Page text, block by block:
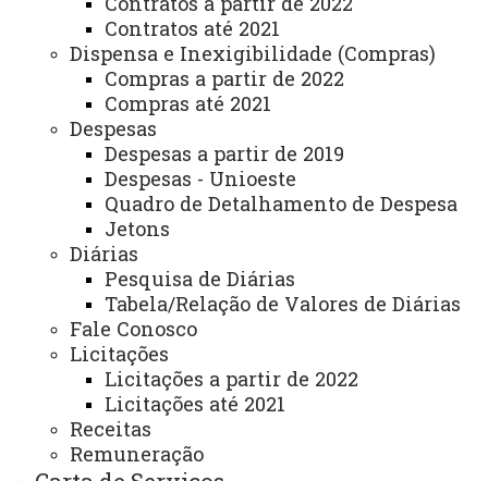
Contratos até 2021
Dispensa e Inexigibilidade (Compras)
Compras a partir de 2022
Compras até 2021
Despesas
Despesas a partir de 2019
Despesas - Unioeste
Quadro de Detalhamento de Despesa
Jetons
Diárias
Pesquisa de Diárias
Tabela/Relação de Valores de Diárias
Fale Conosco
Licitações
Licitações a partir de 2022
Licitações até 2021
Receitas
Remuneração
ASSESSORIAS
Assistência Estudantil
Auditoria Interna
Avaliação Institucional
Convênios e Captação de Recursos
Corregedoria da Unioeste
Comunicação Social
Igualdade e Promoção Social
Sistema de Controle Interno, Integridade e Compliance
Relações Internacionais e Interinstitucionais